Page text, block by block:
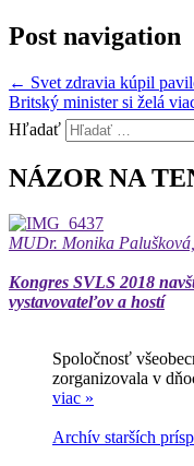
Post navigation
← Svet zdravia kúpil
Britský minister si želá
Hľadať
NÁZOR NA
MUDr. Monika
Kongres SVLS 2018
vystavovateľov a hostí
Spoločnosť
zorganizovala v
viac »
Archív starších